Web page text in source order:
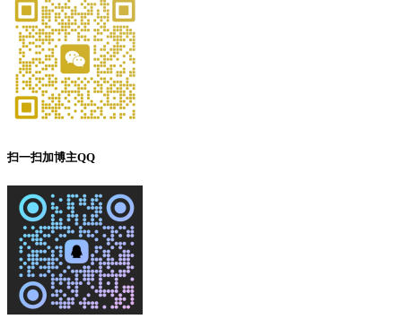
扫一扫加博主QQ